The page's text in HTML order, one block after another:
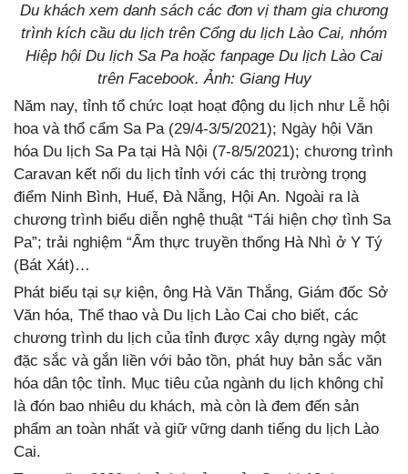
Du khách xem danh sách các đơn vị tham gia chương
trình kích cầu du lịch trên Cổng du lịch Lào Cai, nhóm
Hiệp hội Du lịch Sa Pa hoặc fanpage Du lịch Lào Cai
trên Facebook. Ảnh: Giang Huy
Năm nay, tỉnh tổ chức loạt hoạt động du lịch như Lễ hội
hoa và thổ cẩm Sa Pa (29/4-3/5/2021); Ngày hội Văn
hóa Du lịch Sa Pa tại Hà Nội (7-8/5/2021); chương trình
Caravan kết nối du lịch tỉnh với các thị trường trọng
điểm Ninh Bình, Huế, Đà Nẵng, Hội An. Ngoài ra là
chương trình biểu diễn nghệ thuật “Tái hiện chợ tình Sa
Pa”; trải nghiệm “Ẩm thực truyền thống Hà Nhì ở Y Tý
(Bát Xát)…
Phát biểu tại sự kiện, ông Hà Văn Thắng, Giám đốc Sở
Văn hóa, Thể thao và Du lịch Lào Cai cho biết, các
chương trình du lịch của tỉnh được xây dựng ngày một
đặc sắc và gắn liền với bảo tồn, phát huy bản sắc văn
hóa dân tộc tỉnh. Mục tiêu của ngành du lịch không chỉ
là đón bao nhiêu du khách, mà còn là đem đến sản
phẩm an toàn nhất và giữ vững danh tiếng du lịch Lào
Cai.